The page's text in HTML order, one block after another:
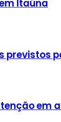
Itaúna
previstos
em